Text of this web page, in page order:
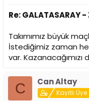
Re: GALATASARAY
Takımımız büyük
İstediğimiz zaman
var. Kazanacağımızı
C Can Altay
Kayıtlı Üye